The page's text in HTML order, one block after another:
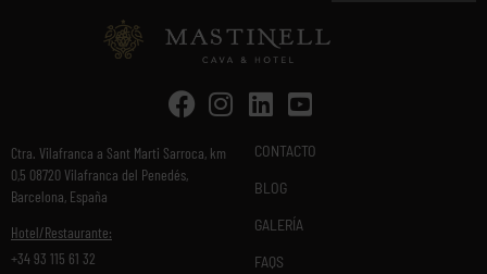
Ctra. Vilafranca a Sant Marti Sarroca, km
0,5 08720 Vilafranca del Penedés,
Barcelona, España
Hotel/Restaurante:
+34 93 115 61 32
CONTACTO
BLOG
GALERÍA
FAQS